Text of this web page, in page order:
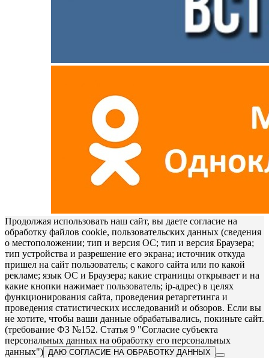
Продолжая использовать наш сайт, вы даете согласие на
обработку файлов cookie, пользовательских данных (сведения
о местоположении; тип и версия ОС; тип и версия Браузера;
тип устройства и разрешение его экрана; источник откуда
пришел на сайт пользователь; с какого сайта или по какой
рекламе; язык ОС и Браузера; какие страницы открывает и на
какие кнопки нажимает пользователь; ip-адрес) в целях
функционирования сайта, проведения ретаргетинга и
проведения статистических исследований и обзоров. Если вы
не хотите, чтобы ваши данные обрабатывались, покиньте сайт.
(требование ФЗ №152. Статья 9 "Согласие субъекта
персональных данных на обработку его персональных
данных") ДАЮ СОГЛАСИЕ НА ОБРАБОТКУ ДАННЫХ